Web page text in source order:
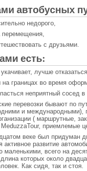
автобусных
недорого,
перемещения,
с друзьями.
есть:
лучше
на границах во время
неприятный сосед в
перевозки бывают по
и международными),
( маршрутные,
MeduzzaTour, приемлемые
веке был придуман
активное развитие
маленькими, всего на
которых около
Как сидя, так и стоя.